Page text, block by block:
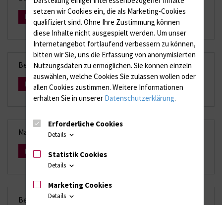
Mehr Infos
Befundauskunft
Mehr Infos
Materialtransportgefäße
Mehr Infos
Bearbeitungszeiten
setzen wir Cookies ein, die als Marketing-Cookies
qualifiziert sind. Ohne Ihre Zustimmung können
diese Inhalte nicht ausgespielt werden. Um unser
Internetangebot fortlaufend verbessern zu können,
bitten wir Sie, uns die Erfassung von anonymisierten
Nutzungsdaten zu ermöglichen. Sie können einzeln
auswählen, welche Cookies Sie zulassen wollen oder
allen Cookies zustimmen. Weitere Informationen
erhalten Sie in unserer Datenschutzerklärung.
Erforderliche Cookies
Details
Statistik Cookies
Details
Marketing Cookies
Details